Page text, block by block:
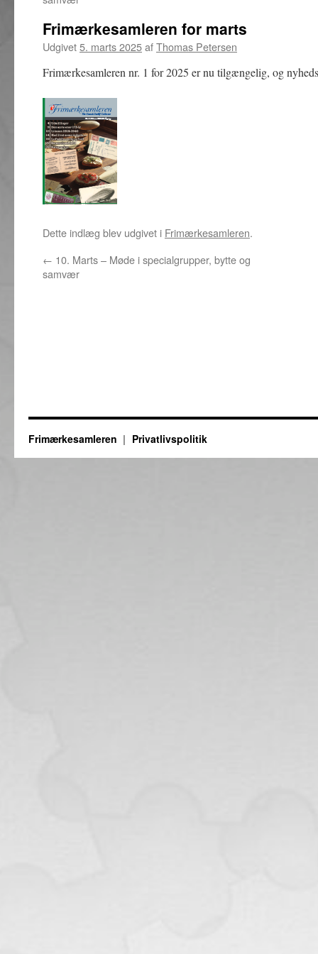
Frimærkesamleren for marts
Udgivet5. marts 2025afThomas Petersen
Frimærkesamleren nr. 1 for 2025 er nu tilgængelig, og
Dette indlæg blev udgivet i Frimærkesamleren.
← 10. Marts – Møde i specialgrupper, bytte og
samvær
Frimærkesamleren Privatlivspolitik